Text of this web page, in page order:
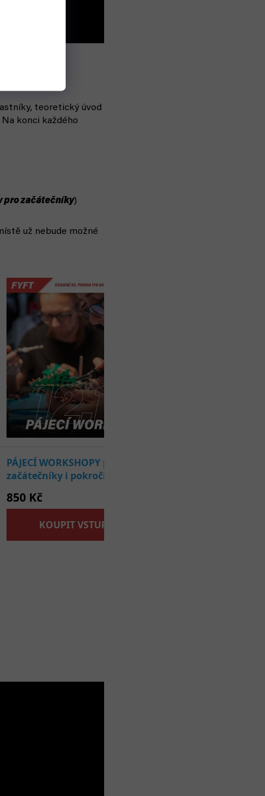
teoretický úvod
konci každého
pro začátečníky)
už nebude možné